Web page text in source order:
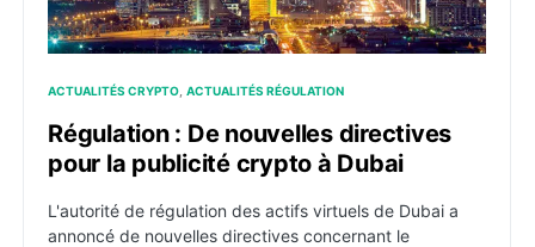
ACTUALITÉS CRYPTO ACTUALITÉS RÉGULATION
Régulation : De nouvelles directives
pour la publicité crypto à Dubai
L'autorité de régulation des actifs virtuels de Dubai a
annoncé de nouvelles directives concernant le